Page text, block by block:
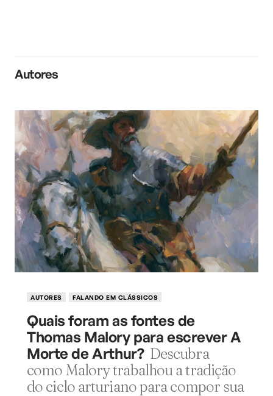
Autores
AUTORES FALANDO EM CLÁSSICOS
Quais foram as fontes de
Thomas Malory para escrever A
Morte de Arthur? Descubra
como Malory trabalhou a tradição
do ciclo arturiano para compor sua